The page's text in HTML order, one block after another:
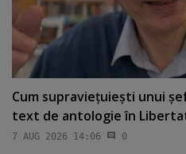
Cum supravieţuieşti unui
text de antologie în
7 AUG 2026 14:06 0